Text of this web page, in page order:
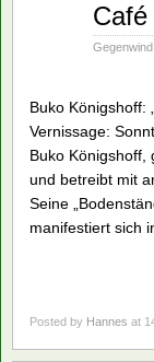
Buko Königshoff:
Vernissage:
Buko Königshoff,
und betreibt mit
Seine
manifestiert sich
Posted by Hannes at